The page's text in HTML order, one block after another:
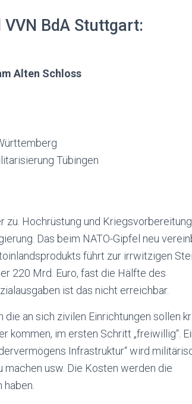
BdA Stuttgart:
Alten Schloss
Tübingen
Hochrüstung und
Das beim NATO-Gipfel neu
führt zur irrwitzigen
220 Mrd. Euro, fast die Hälfte des
ist das nicht erreichbar.
die an sich zivilen Einrichtungen sollen
kommen, im ersten Schritt „freiwillig“.
Infrastruktur“ wird
usw. Die Kosten werden die